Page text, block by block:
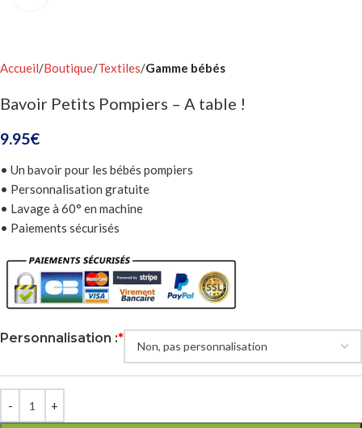
Accueil Boutique Textiles Gamme bébés
Bavoir Petits Pompiers – A table !
9.95€
• Un bavoir pour les bébés pompiers
• Personnalisation gratuite
• Lavage à 60° en machine
• Paiements sécurisés
*
Personnalisation :